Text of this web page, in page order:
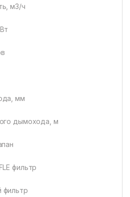
м3/ч
мм
дымохода, м
фильтр
фильтр